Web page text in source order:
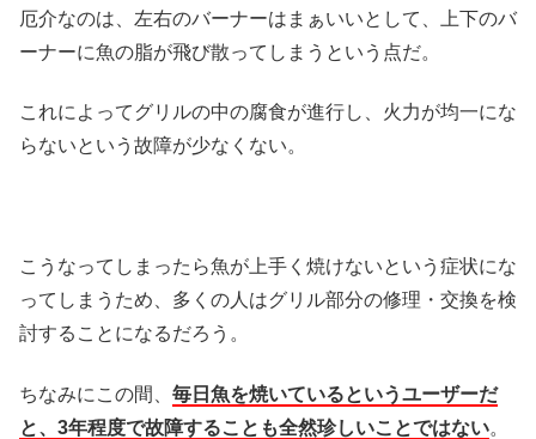
厄介なのは、左右のバーナーはまぁいいとして、上下のバ
ーナーに魚の脂が飛び散ってしまうという点だ。
これによってグリルの中の腐食が進行し、火力が均一にな
らないという故障が少なくない。
こうなってしまったら魚が上手く焼けないという症状にな
ってしまうため、多くの人はグリル部分の修理・交換を検
討することになるだろう。
ちなみにこの間、 毎日魚を焼いているというユーザーだ
と、3年程度で故障することも全然珍しいことではない。